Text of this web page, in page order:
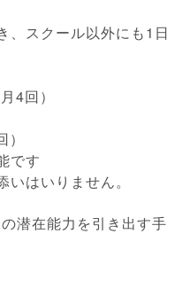
、スクール以外にも1日
4回）
です
はいりません。
潜在能力を引き出す手